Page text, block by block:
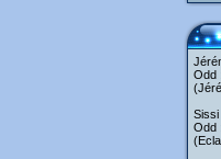
Odd
Sissi
Odd